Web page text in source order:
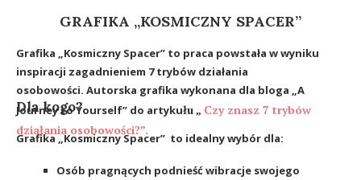
GRAFIKA „KOSMICZNY SPACER”
Grafika „Kosmiczny Spacer” to praca powstała w wyniku
inspiracji zagadnieniem 7 trybów działania
osobowości. Autorska grafika wykonana dla bloga „A
Journey to Yourself” do artykułu „ Czy znasz 7 trybów
działania osobowości?”.
Dla kogo?
Grafika„Kosmiczny Spacer” to idealny wybór dla:
Osób pragnących podnieść wibracje swojego